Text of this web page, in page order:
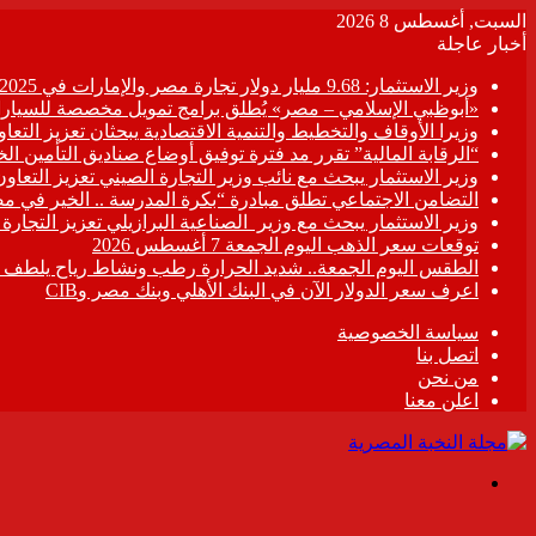
السبت, أغسطس 8 2026
أخبار عاجلة
وزير الاستثمار: 9.68 مليار دولار تجارة مصر والإمارات في 2025
«أبوظبي الإسلامي – مصر» يُطلق برامج تمويل مخصصة
وزيرا الأوقاف والتخطيط والتنمية الاقتصادية يبحثان تعزيز
“الرقابة المالية” تقرر مد فترة توفيق أوضاع صناديق التأمين الخاصة حتى 31
وزير الاستثمار يبحث مع نائب وزير التجارة الصيني تعزيز
التضامن الاجتماعي تطلق مبادرة “بكرة المدرسة .. الخير في
وزير الاستثمار يبحث مع وزير الصناعية البرازيلي تعزيز
توقعات سعر الذهب اليوم الجمعة 7 أغسطس 2026
الطقس اليوم الجمعة.. شديد الحرارة رطب ونشاط رياح يلطف
اعرف سعر الدولار الآن في البنك الأهلي وبنك مصر وCIB
سياسة الخصوصية
اتصل بنا
من نحن
اعلن معنا